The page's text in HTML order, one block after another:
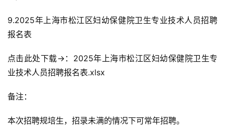
9.2025年上海市松江区妇幼保健院卫生专业技术人员招聘
报名表
点击此处下载→：2025年上海市松江区妇幼保健院卫生专
业技术人员招聘报名表.xlsx
备注：
本次招聘规培生，招录未满的情况下可常年招聘。